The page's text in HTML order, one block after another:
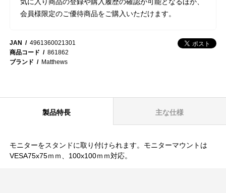
会員様限定のご優待商品をご購入いただけます。
JAN
4961360021301
商品コード
861862
ブランド
Matthews
製品特長 主な仕様
モニターをスタンドに取り付けられます。モニターマウントは
VESA75x75ｍｍ、100x100ｍｍ対応。